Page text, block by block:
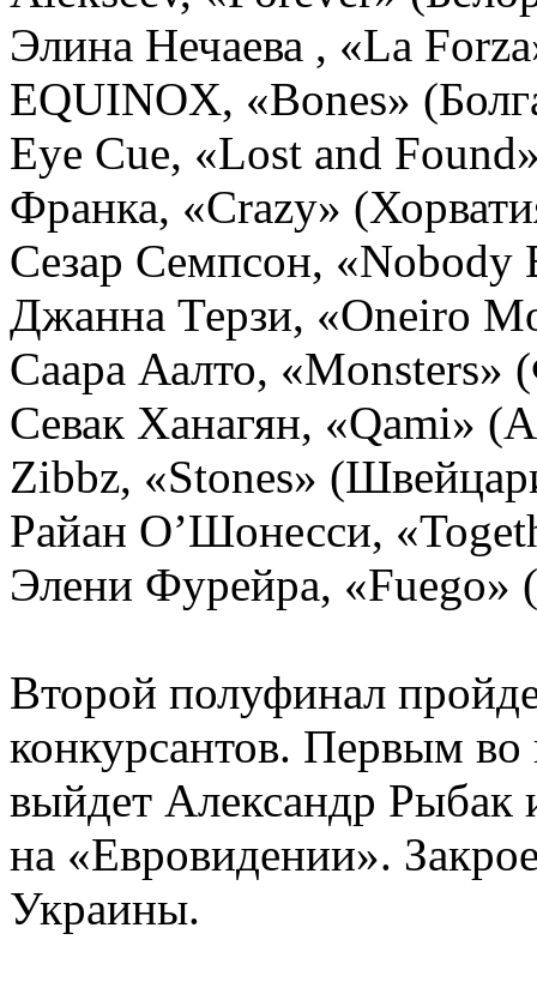
Элина Нечаева , «La
EQUINOX, «Bones»
Eye Cue, «Lost and
Франка, «Crazy»
Сезар Семпсон, «Nobody
Джанна Терзи, «Oneiro
Саара Аалто, «Monsters»
Севак Ханагян, «Qami»
Zibbz, «Stones»
Райан О’Шонесси,
Элени Фурейра, «Fuego»
Второй полуфинал
конкурсантов. Первым
выйдет Александр
на «Евровидении».
Украины.